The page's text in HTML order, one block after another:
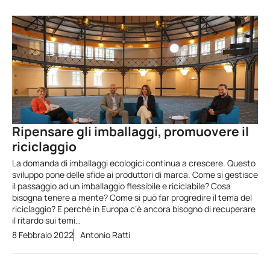
Ripensare gli imballaggi, promuovere il
riciclaggio
La domanda di imballaggi ecologici continua a crescere. Questo
sviluppo pone delle sfide ai produttori di marca. Come si gestisce
il passaggio ad un imballaggio flessibile e riciclabile? Cosa
bisogna tenere a mente? Come si può far progredire il tema del
riciclaggio? E perché in Europa c’è ancora bisogno di recuperare
il ritardo sui temi…
8 Febbraio 2022 Antonio Ratti